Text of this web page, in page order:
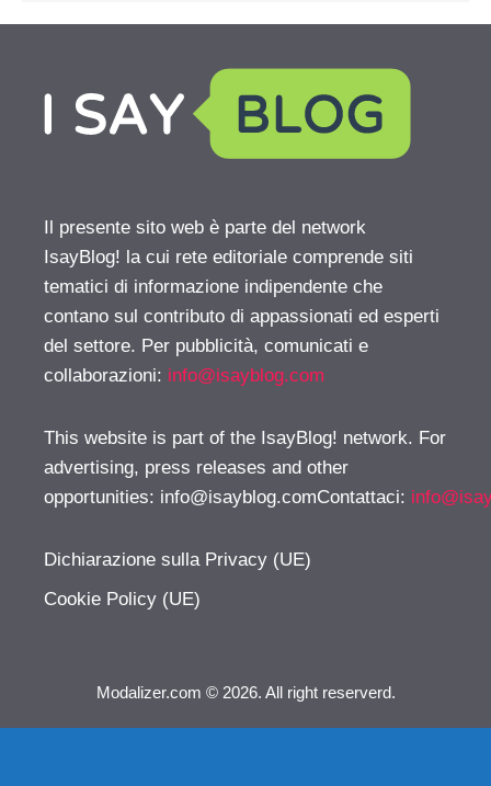
Il presente sito web è parte del network
IsayBlog! la cui rete editoriale comprende siti
tematici di informazione indipendente che
contano sul contributo di appassionati ed esperti
del settore. Per pubblicità, comunicati e
collaborazioni: info@isayblog.com
This website is part of the IsayBlog! network. For
advertising, press releases and other
opportunities: info@isayblog.comContattaci:
Dichiarazione sulla Privacy (UE)
Cookie Policy (UE)
Modalizer.com © 2026. All right reserverd.